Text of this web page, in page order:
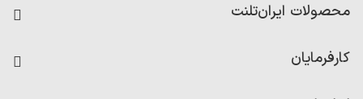
رزومه ساز
امتیاز شرکت‌ها
محصولات ایران‌تلنت
کارفرمایان